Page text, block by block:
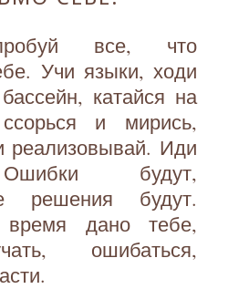
все, что
Учи языки, ходи
катайся на
и мирись,
реализовывай. Иди
будут,
решения будут.
дано тебе,
ошибаться,